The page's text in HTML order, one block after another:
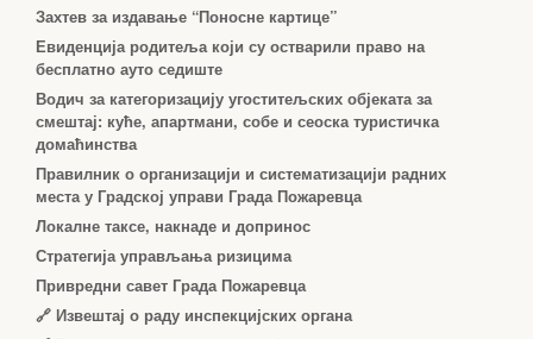
Захтев за издавање “Поносне картице”
Евиденција родитеља који су остварили право на
бесплатно ауто седиште
Водич за категоризацију угоститељских објеката за
смештај: куће, апартмани, собе и сеоска туристичка
домаћинства
Правилник о организацији и систематизацији радних
места у Градској управи Града Пожаревца
Локалне таксе, накнаде и допринос
Стратегија управљања ризицима
Привредни савет Града Пожаревца
🔗 Извештај о раду инспекцијских органа